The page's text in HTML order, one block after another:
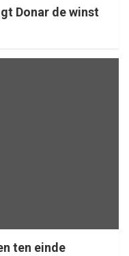
Donar de winst
ten einde